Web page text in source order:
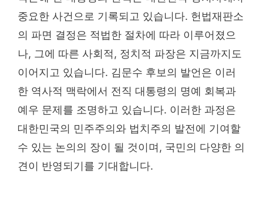
중요한 사건으로 기록되고 있습니다. 헌법재판소
의 파면 결정은 적법한 절차에 따라 이루어졌으
나, 그에 따른 사회적, 정치적 파장은 지금까지도
이어지고 있습니다. 김문수 후보의 발언은 이러
한 역사적 맥락에서 전직 대통령의 명예 회복과
예우 문제를 조명하고 있습니다. 이러한 과정은
대한민국의 민주주의와 법치주의 발전에 기여할
수 있는 논의의 장이 될 것이며, 국민의 다양한 의
견이 반영되기를 기대합니다.